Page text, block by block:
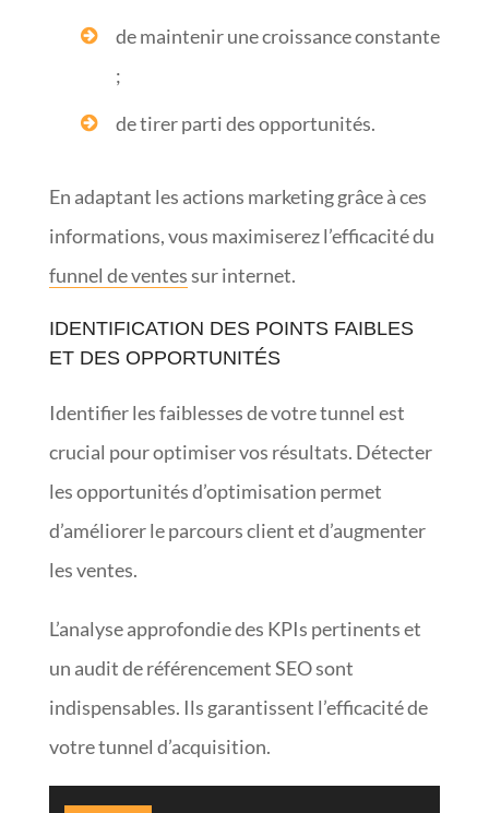
de maintenir une croissance constante
;
de tirer parti des opportunités.
En adaptant les actions marketing grâce à ces
informations, vous maximiserez l’efficacité du
funnel de ventessur internet.
IDENTIFICATION DES POINTS FAIBLES
ET DES OPPORTUNITÉS
Identifier les faiblesses de votre tunnel est
crucial pour optimiser vos résultats. Détecter
les opportunités d’optimisation permet
d’améliorer le parcours client et d’augmenter
les ventes.
L’analyse approfondie des KPIs pertinents et
un audit de référencement SEO sont
indispensables. Ils garantissent l’efficacité de
votre tunnel d’acquisition.